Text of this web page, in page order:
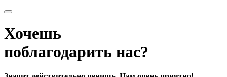
Хочешь
поблагодарить нас?